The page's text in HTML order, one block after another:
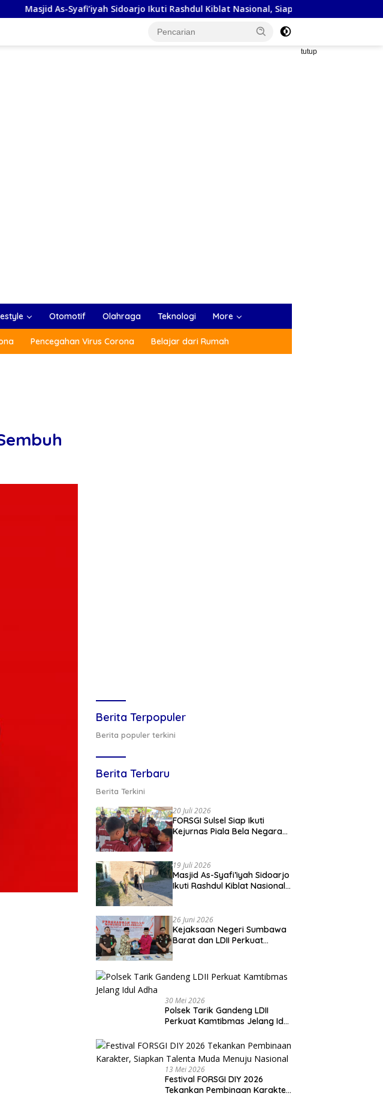
Sidoarjo Ikuti Rashdul Kiblat Nasional, Siapkan Penyesuaian Arah Kiblat
tutup
Otomotif Olahraga Teknologi More
Pencegahan Virus Corona Belajar dari Rumah
Berita Terpopuler
Berita populer terkini
Berita Terbaru
Berita Terkini
20 Juli 2026
FORSGI Sulsel Siap Ikuti
Kejurnas Piala Bela Negara
19 Juli 2026
Masjid As-Syafi’iyah Sidoarjo
Ikuti Rashdul Kiblat Nasional,
26 Juni 2026
Kejaksaan Negeri Sumbawa
Barat dan LDII Perkuat
Empat Pilar Kebangsaan
30 Mei 2026
Polsek Tarik Gandeng LDII
Perkuat Kamtibmas Jelang Idul
13 Mei 2026
Festival FORSGI DIY 2026
Tekankan Pembinaan Karakter,